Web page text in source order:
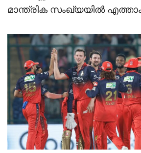
മാന്ത്രിക സംഖ്യയിൽ